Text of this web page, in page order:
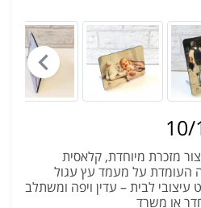
מזכרת מיוחדת, קלאסית
העומדת על מעמד עץ עגול
עיצובי לבית – עדין ויפה ומשתלב
או משרד